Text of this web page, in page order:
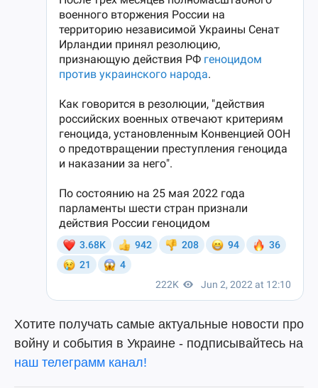
Хотите получать самые актуальные новости про
войну и события в Украине - подписывайтесь на
наш телеграмм канал!